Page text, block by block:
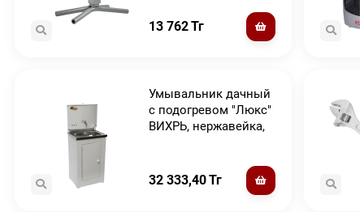
13 762Тг
Умывальник дачный
с подогревом "Люкс"
ВИХРЬ, нержавейка,
32 333,40Тг